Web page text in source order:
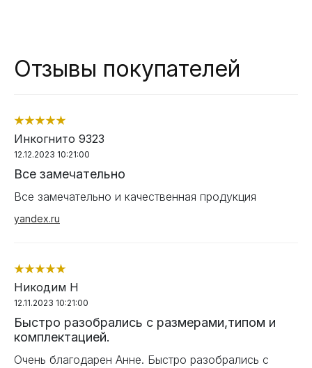
Отзывы покупателей
Инкогнито 9323
12.12.2023 10:21:00
Все замечательно
Все замечательно и качественная продукция
yandex.ru
Никодим Н
12.11.2023 10:21:00
Быстро разобрались с размерами,типом и
комплектацией.
Очень благодарен Анне. Быстро разобрались с